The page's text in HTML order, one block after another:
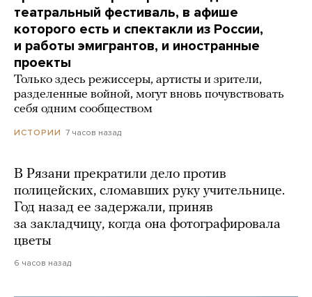
театральный фестиваль, в афише
которого есть и спектакли из России,
и работы эмигрантов, и иностранные
проекты
Только здесь режиссеры, артисты и зрители,
разделенные войной, могут вновь почувствовать
себя одним сообществом
ИСТОРИИ 7 часов назад
В Рязани прекратили дело против
полицейских, сломавших руку учительнице.
Год назад ее задержали, приняв
за закладчицу, когда она фотографировала
цветы
6 часов назад